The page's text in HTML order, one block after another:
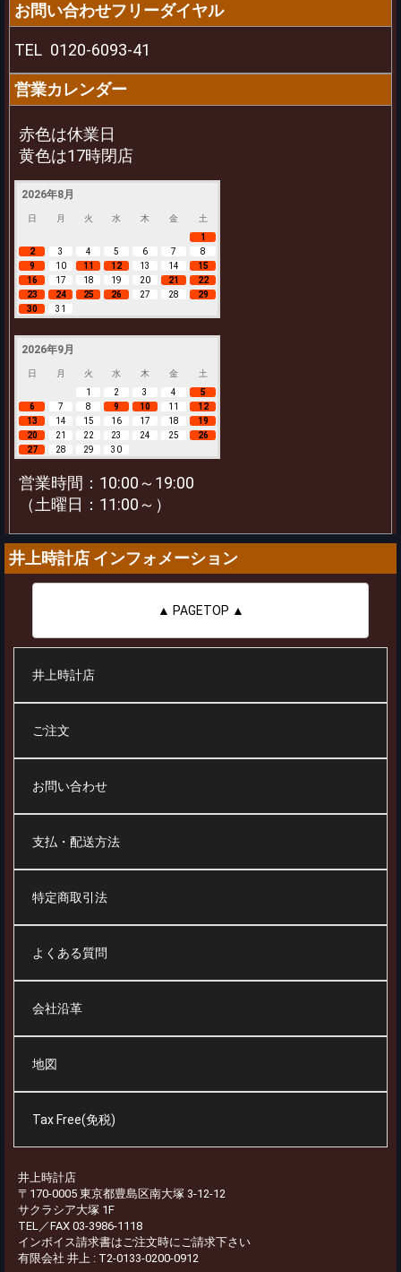
お問い合わせフリーダイヤル
TEL 0120-6093-41
営業カレンダー
赤色は休業日
黄色は17時閉店
2026年8月
日 月 火 水 木 金
土
1
2
3 4 5 6 7
8
9
10 11 12 13 14
15
16
17 18 19 20 21
22
23
24 25 26 27 28
29
30
31
2026年9月
日 月 火 水 木 金
土
1
2 3 4
5
6
7 8 9 10 11
12
13
14 15 16 17 18
19
20
21 22 23 24 25
26
27
28 29 30
営業時間：10:00～19:00
（土曜日：11:00～）
井上時計店 インフォメーション
▲ PAGETOP ▲
井上時計店
ご注文
お問い合わせ
支払・配送方法
特定商取引法
よくある質問
会社沿革
地図
Tax Free(免税)
井上時計店
〒170-0005 東京都豊島区南大塚 3-12-12
サクラシア大塚 1F
TEL／FAX 03-3986-1118
インボイス請求書はご注文時にご請求下さい
有限会社 井上 : T2-0133-0200-0912